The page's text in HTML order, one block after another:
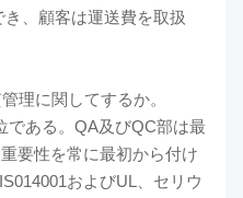
、顧客は運送費を取扱
理に関してするか。
である。QA及びQC部は最
要性を常に最初から付け
およびUL、セリウ